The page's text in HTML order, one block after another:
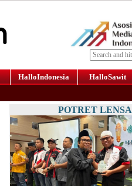
HalloIndonesia HalloSawit
POTRET LENSA